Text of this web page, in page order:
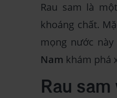
Rau sam là
khoáng chất.
mọng nước
Nam khám phá
Rau